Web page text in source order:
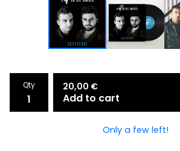
Qty 20,00 €
Add to cart
Only a few left!